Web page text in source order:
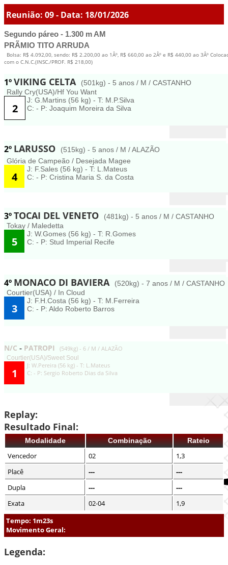
Reunião: 09 - Data: 18/01/2026
Segundo páreo - 1.300 m AM
PRÃMIO TITO ARRUDA
Bolsa: R$ 4.092,00, sendo: R$ 2.200,00 ao 1Âº, R$ 660,00 ao 2Âº e R$ 440,00 ao 3Âº
com o C.N.C.(INSC./PROF. R$ 218,00)
1ºVIKING CELTA
(501kg) - 5 anos / M / CASTANHO
Rally Cry(USA)/Hf You Want
2
J: G.Martins (56 kg) - T: M.P.Silva
C: - P: Joaquim Moreira da Silva
2º LARUSSO
(515kg) - 5 anos / M / ALAZÃO
Glória de Campeão / Desejada Magee
4
J: F.Sales (56 kg) - T: L.Mateus
C: - P: Cristina Maria S. da Costa
3ºTOCAI DEL VENETO
(481kg) - 5 anos / M / CASTANHO
Tokay / Maledetta
5
J: W.Gomes (56 kg) - T: R.Gomes
C: - P: Stud Imperial Recife
4º MONACO DI BAVIERA
(520kg) - 7 anos / M / CASTANHO
Courtier(USA) / In Cloud
3
J: F.H.Costa (56 kg) - T: M.Ferreira
C: - P: Aldo Roberto Barros
N/C - PATROPI (549kg) - 6 / M / ALAZÃO
Courtier(USA)/Sweet Soul
1
J: W.Pereira (56 kg) - T: L.Mateus
C: - P: Sergio Roberto Dias da Silva
Replay:
Resultado Final:
Modalidade Combinação Rateio
Vencedor 02
1,3
Placê
---
---
Dupla
---
---
Exata
02-04
1,9
Tempo: 1m23s
Movimento Geral:
Legenda: